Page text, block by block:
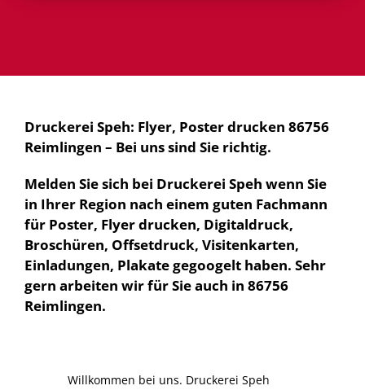
Druckerei Speh: Flyer, Poster drucken 86756
Reimlingen – Bei uns sind Sie richtig.
Melden Sie sich bei Druckerei Speh wenn Sie
in Ihrer Region nach einem guten Fachmann
für Poster, Flyer drucken, Digitaldruck,
Broschüren, Offsetdruck, Visitenkarten,
Einladungen, Plakate gegoogelt haben. Sehr
gern arbeiten wir für Sie auch in 86756
Reimlingen.
Willkommen bei uns. Druckerei Speh